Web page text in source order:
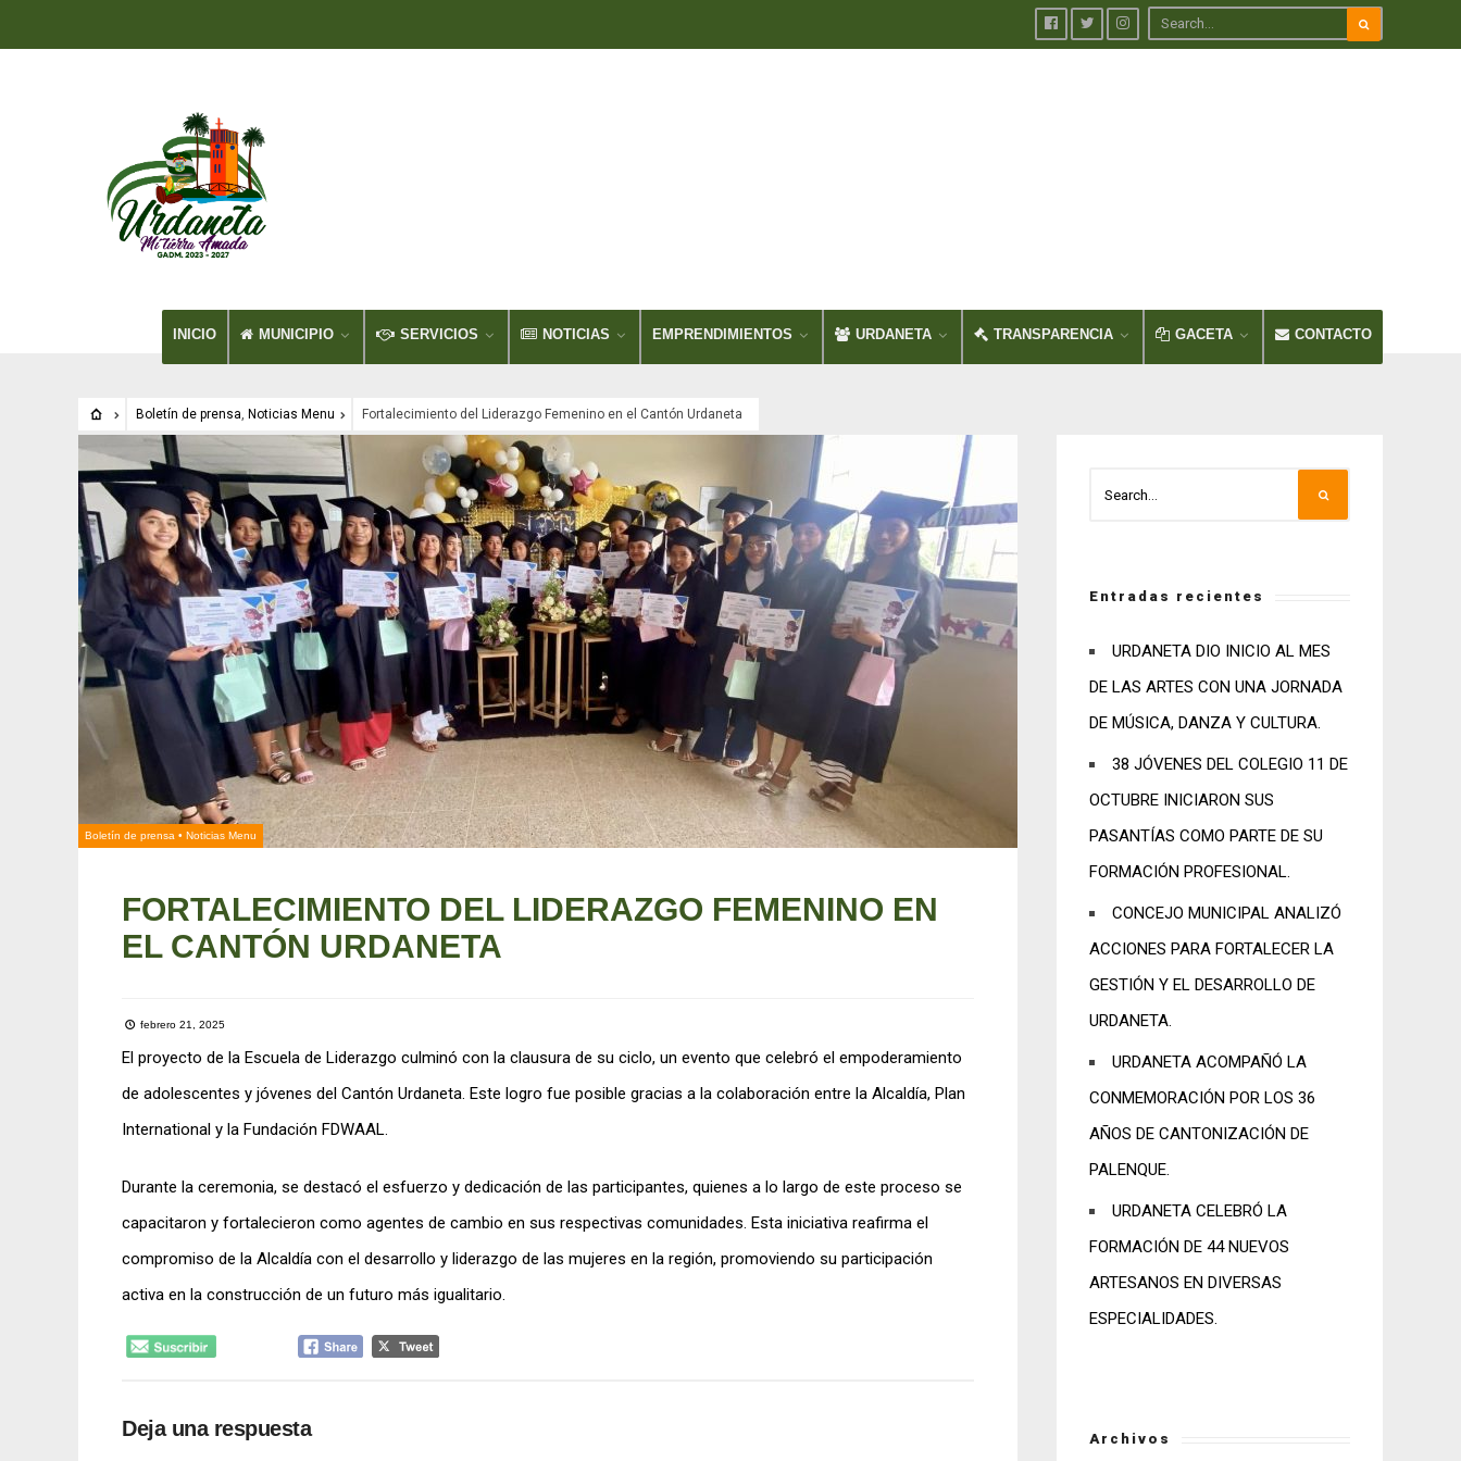
INICIO MUNICIPIO SERVICIOS NOTICIAS EMPRENDIMIENTOS URDANETA TRANSPARENCIA GACETA CONTACTO
Boletín de prensa, Noticias Menu Fortalecimiento del Liderazgo Femenino en el Cantón Urdaneta
Boletín de prensa • Noticias Menu
FORTALECIMIENTO DEL LIDERAZGO FEMENINO EN
EL CANTÓN URDANETA
febrero 21, 2025
El proyecto de la Escuela de Liderazgo culminó con la clausura de su ciclo, un evento que celebró el empoderamiento
de adolescentes y jóvenes del Cantón Urdaneta. Este logro fue posible gracias a la colaboración entre la Alcaldía, Plan
International y la Fundación FDWAAL.
Durante la ceremonia, se destacó el esfuerzo y dedicación de las participantes, quienes a lo largo de este proceso se
capacitaron y fortalecieron como agentes de cambio en sus respectivas comunidades. Esta iniciativa reafirma el
compromiso de la Alcaldía con el desarrollo y liderazgo de las mujeres en la región, promoviendo su participación
activa en la construcción de un futuro más igualitario.
Deja una respuesta
Entradas recientes
URDANETA DIO INICIO AL MES
DE LAS ARTES CON UNA JORNADA
DE MÚSICA, DANZA Y CULTURA.
38 JÓVENES DEL COLEGIO 11 DE
OCTUBRE INICIARON SUS
PASANTÍAS COMO PARTE DE SU
FORMACIÓN PROFESIONAL.
CONCEJO MUNICIPAL ANALIZÓ
ACCIONES PARA FORTALECER LA
GESTIÓN Y EL DESARROLLO DE
URDANETA.
URDANETA ACOMPAÑÓ LA
CONMEMORACIÓN POR LOS 36
AÑOS DE CANTONIZACIÓN DE
PALENQUE.
URDANETA CELEBRÓ LA
FORMACIÓN DE 44 NUEVOS
ARTESANOS EN DIVERSAS
ESPECIALIDADES.
Archivos